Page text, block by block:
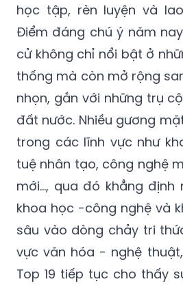
học tập, rèn luyện và
Điểm đáng chú ý năm
cử không chỉ nổi bật ở
thống mà còn mở rộng
nhọn, gắn với những trụ
đất nước. Nhiều gương
trong các lĩnh vực như
tuệ nhân tạo, công nghệ
mới…, qua đó khẳng định
khoa học -công nghệ và
sâu vào dòng chảy tri
vực văn hóa - nghệ
Top 19 tiếp tục cho thấy